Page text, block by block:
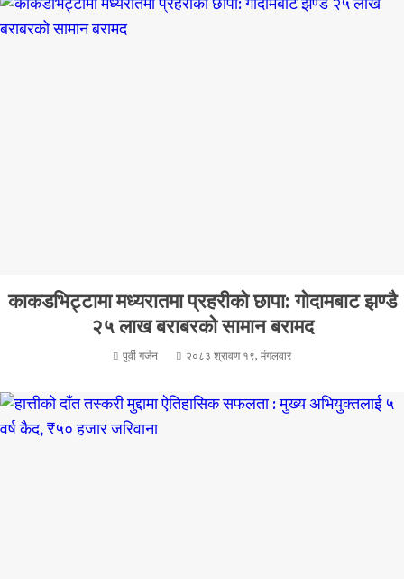
काकडभिट्टामा मध्यरातमा प्रहरीको छापा: गोदामबाट झण्डै
२५ लाख बराबरको सामान बरामद
पूर्वी गर्जन २०८३ श्रावण १९, मंगलवार